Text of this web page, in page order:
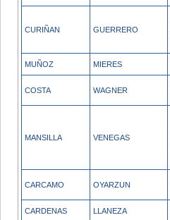
CURIÑAN GUERRERO
MUÑOZ MIERES
COSTA WAGNER
MANSILLA VENEGAS
CARCAMO OYARZUN
CARDENAS LLANEZA